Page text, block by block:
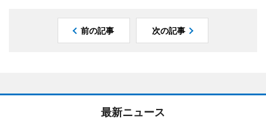
前の記事 次の記事
最新ニュース